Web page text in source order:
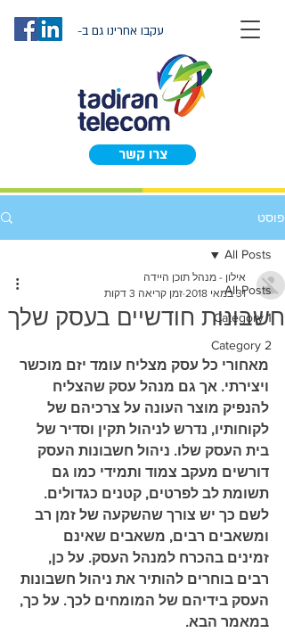
עקבו אחרינו גם ב-
צרו קשר
פוסט
All Posts
Category 1
Category 2
All Posts
חשבונות חודשיים בעסק שלך
אילון - מנהל תוכן היידה
31 במאי 2018
זמן קריאה 3 דקות
מאחורי כל עסק מצליח עומד יזם מוכשר
ויצירתי. אך גם מנהל עסק שהצליח
להנפיק מוצר העונה על צרכיהם של
לקוחותיו, נדרש לניהול תקין וסדיר של
בית העסק שלו. ניהול חשבונות העסק
דורשים מעקב צמוד ותמידי כמו גם
תשומת לב לפרטים, קטנים כגדולים.
לשם כך יש צורך שהשקעה של זמן רב
ומשאבים רבים, משאבים שאינם
זמינים בהכרח למנהל העסק. על כן,
רבים בוחרים להותיר את ניהול חשבונות
העסק בידיהם של המומחים לכך. על כך,
במאמר הבא.